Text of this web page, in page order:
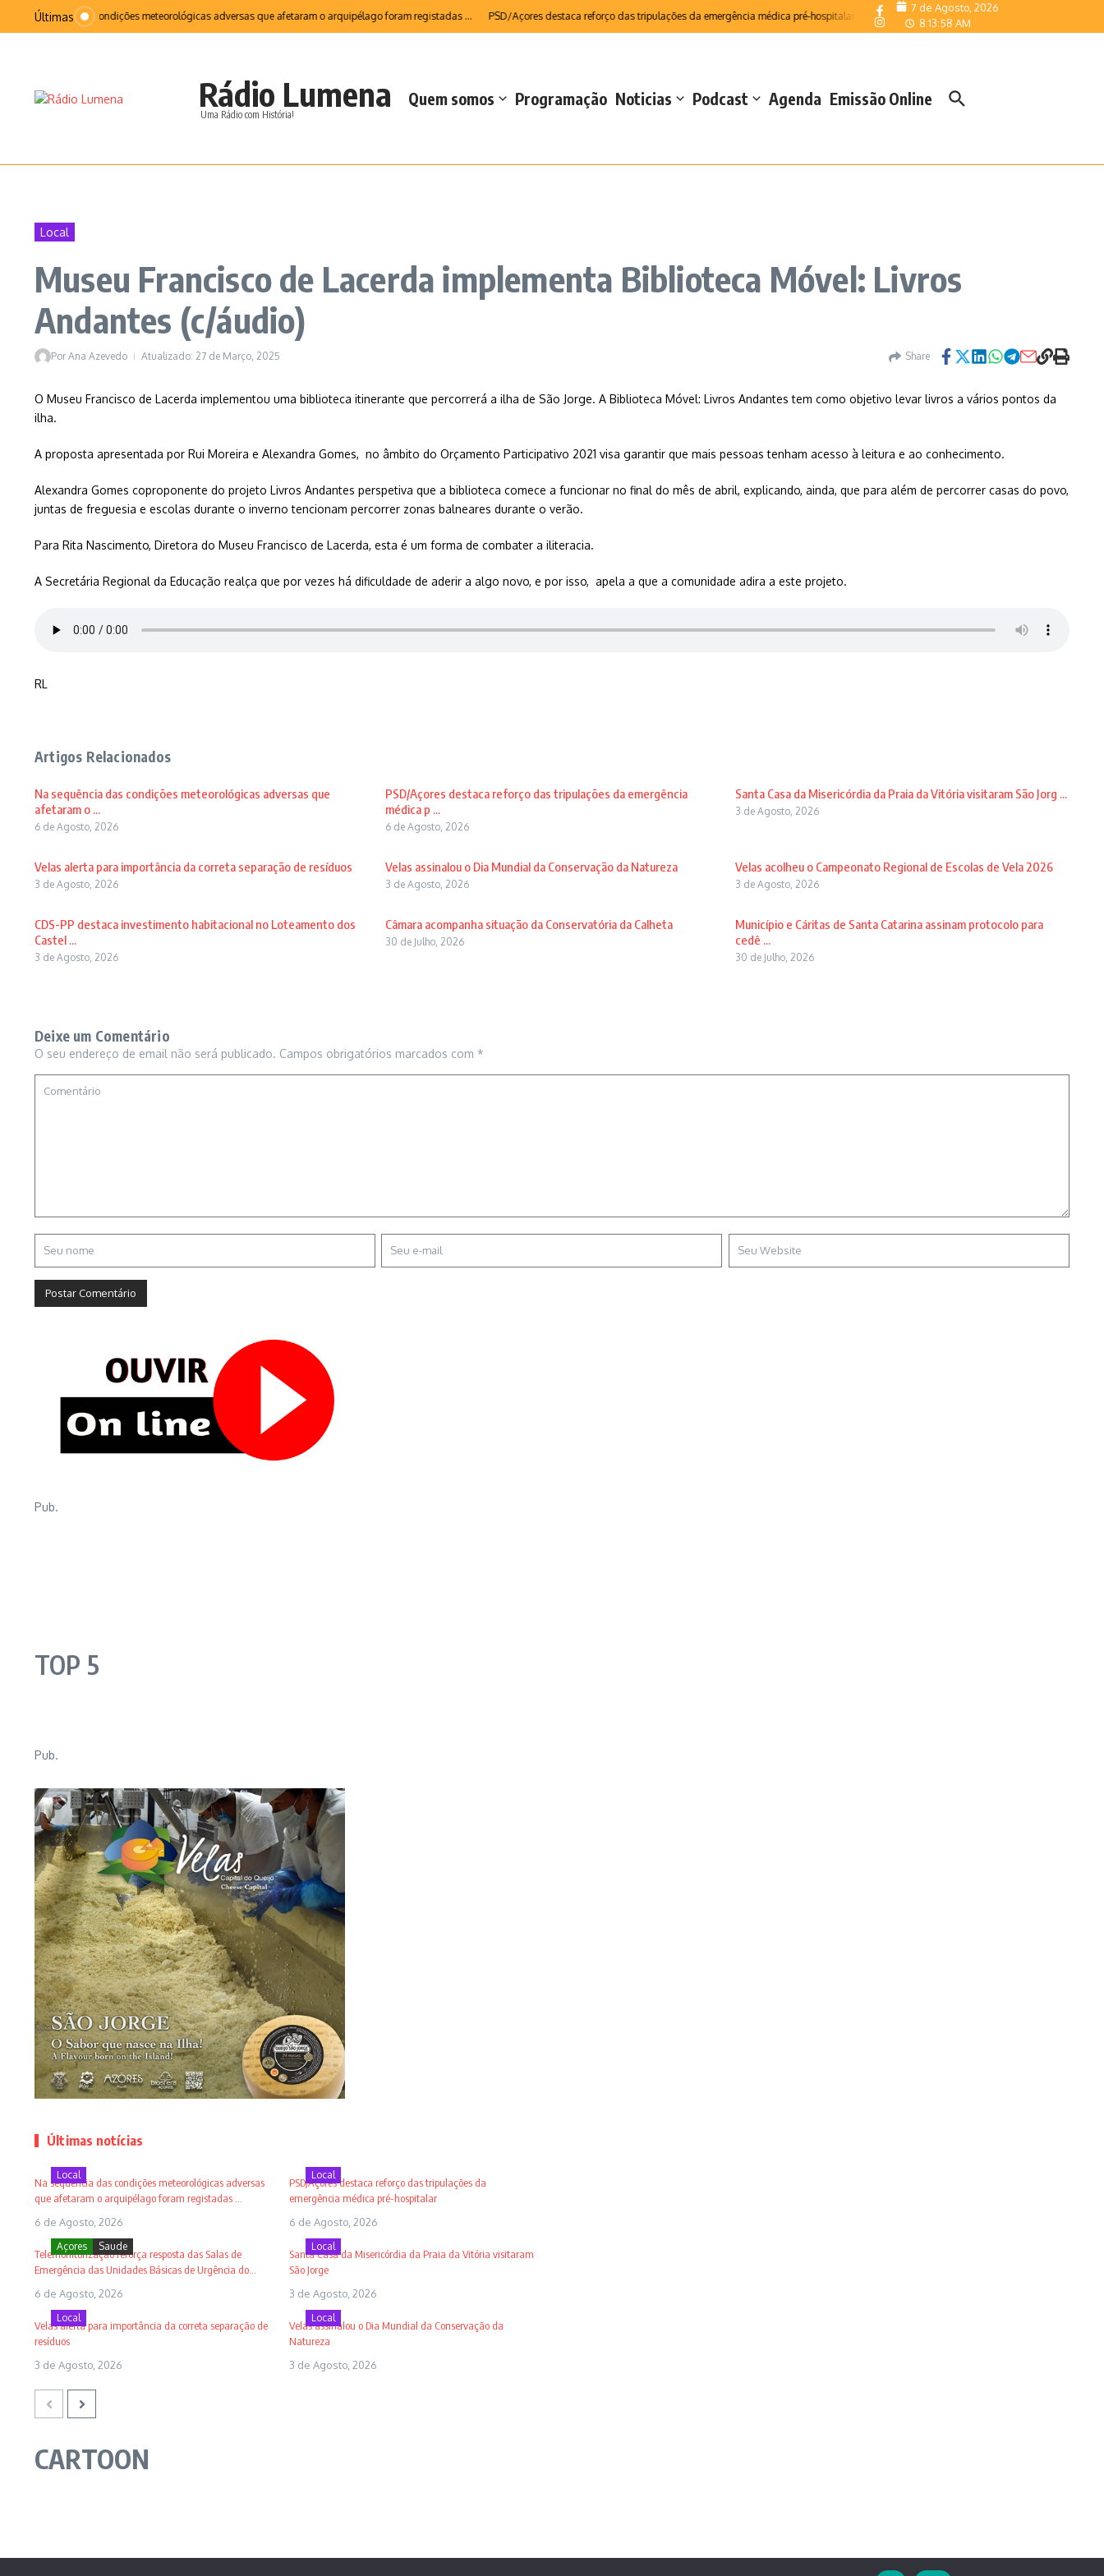
Ir para o conteúdo
Últimas
sequência das condições meteorológicas adversas que afetaram o arquipélago foram registadas ... PSD/Açores destaca reforço das tripulações da emergência médica pré-hospitalar Telemonitorização reforça resposta das Salas de
7 de Agosto, 2026
8:13:59 AM
Rádio Lumena
Uma Rádio com História!
Quem somos Programação Noticias Podcast Agenda Emissão Online
Local
Museu Francisco de Lacerda implementa Biblioteca Móvel: Livros
Andantes (c/áudio)
PorAna Azevedo Atualizado: 27 de Março, 2025 Share
O Museu Francisco de Lacerda implementou uma biblioteca itinerante que percorrerá a ilha de São Jorge. A Biblioteca Móvel: Livros Andantes tem como objetivo levar livros a vários pontos da
ilha.
A proposta apresentada por Rui Moreira e Alexandra Gomes, no âmbito do Orçamento Participativo 2021 visa garantir que mais pessoas tenham acesso à leitura e ao conhecimento.
Alexandra Gomes coproponente do projeto Livros Andantes perspetiva que a biblioteca comece a funcionar no final do mês de abril, explicando, ainda, que para além de percorrer casas do povo,
juntas de freguesia e escolas durante o inverno tencionam percorrer zonas balneares durante o verão.
Para Rita Nascimento, Diretora do Museu Francisco de Lacerda, esta é um forma de combater a iliteracia.
A Secretária Regional da Educação realça que por vezes há dificuldade de aderir a algo novo, e por isso, apela a que a comunidade adira a este projeto.
RL
Artigos Relacionados
Na sequência das condições meteorológicas adversas que
afetaram o ...
6 de Agosto, 2026
PSD/Açores destaca reforço das tripulações da emergência
médica p ...
6 de Agosto, 2026
Santa Casa da Misericórdia da Praia da Vitória visitaram São Jorg ...
3 de Agosto, 2026
Velas alerta para importância da correta separação de resíduos
3 de Agosto, 2026
Velas assinalou o Dia Mundial da Conservação da Natureza
3 de Agosto, 2026
Velas acolheu o Campeonato Regional de Escolas de Vela 2026
3 de Agosto, 2026
CDS-PP destaca investimento habitacional no Loteamento dos
Castel ...
3 de Agosto, 2026
Câmara acompanha situação da Conservatória da Calheta
30 de Julho, 2026
Município e Cáritas de Santa Catarina assinam protocolo para
cedê ...
30 de Julho, 2026
Deixe um Comentário
O seu endereço de email não será publicado. Campos obrigatórios marcados com *
Pub.
TOP 5
Pub.
Últimas notícias
Local
Na sequência das condições meteorológicas adversas
que afetaram o arquipélago foram registadas ...
6 de Agosto, 2026
Local
PSD/Açores destaca reforço das tripulações da
emergência médica pré-hospitalar
6 de Agosto, 2026
Açores Saude
Telemonitorização reforça resposta das Salas de
Emergência das Unidades Básicas de Urgência do...
6 de Agosto, 2026
Local
Santa Casa da Misericórdia da Praia da Vitória visitaram
São Jorge
3 de Agosto, 2026
Local
Velas alerta para importância da correta separação de
resíduos
3 de Agosto, 2026
Local
Velas assinalou o Dia Mundial da Conservação da
Natureza
3 de Agosto, 2026
CARTOON